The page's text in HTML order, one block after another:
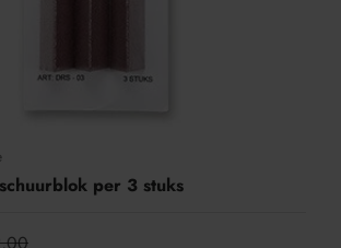
per 3 stuks